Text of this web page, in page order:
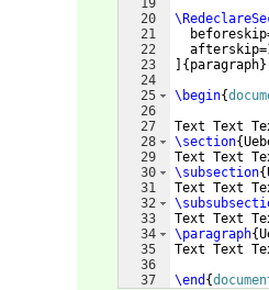
19
20
21
22
23
24
25
26
27
28
29
30
31
32
33
34
35
36
37
{ paragraph}
\begin{
Text Text
\section{
Text Text
\subsection{
Text Text
Text Text
\paragraph{
Text Text
\end {